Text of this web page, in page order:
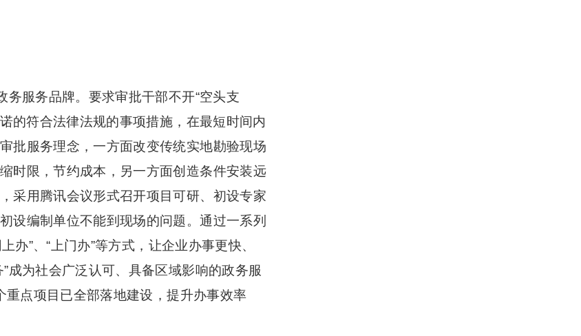
务服务品牌。要求审批干部不开“空头支
的符合法律法规的事项措施，在最短时间内
批服务理念，一方面改变传统实地勘验现场
时限，节约成本，另一方面创造条件安装远
采用腾讯会议形式召开项目可研、初设专家
设编制单位不能到现场的问题。通过一系列
办”、“上门办”等方式，让企业办事更快、
成为社会广泛认可、具备区域影响的政务服
点项目已全部落地建设，提升办事效率